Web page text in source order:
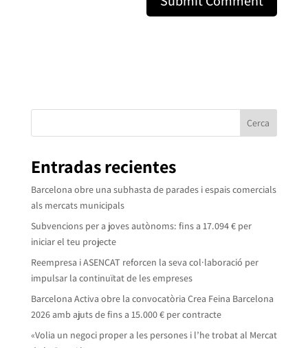
Cerca
Entradas recientes
Barcelona obre una subhasta de parades i espais comercials
als mercats municipals
Subvencions per a joves autònoms: fins a 17.094 € per
iniciar el teu projecte
Reempresa i ASENCAT reforcen la seva col·laboració per
impulsar la continuïtat de les empreses
Barcelona Activa obre la convocatòria Crea Feina Barcelona
2026 amb ajuts de fins a 15.000 € per contracte
«Volia un negoci proper a les persones i l’he trobat al Mercat